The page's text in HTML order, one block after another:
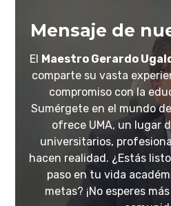
Mensaje de
El Maestro Gerardo
comparte su vasta
compromiso con la
Sumérgete en el mundo
ofrece UMA, un lugar
universitarios,
hacen realidad. ¿Estás
paso en tu vida
metas? ¡No esperes